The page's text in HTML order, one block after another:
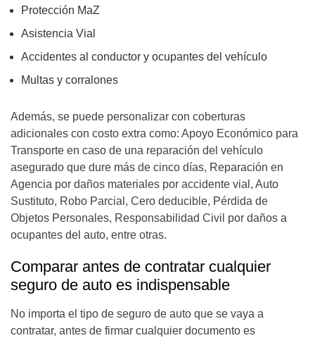
Protección MaZ
Asistencia Vial
Accidentes al conductor y ocupantes del vehículo
Multas y corralones
Además, se puede personalizar con coberturas
adicionales con costo extra como: Apoyo Económico para
Transporte en caso de una reparación del vehículo
asegurado que dure más de cinco días, Reparación en
Agencia por daños materiales por accidente vial, Auto
Sustituto, Robo Parcial, Cero deducible, Pérdida de
Objetos Personales, Responsabilidad Civil por daños a
ocupantes del auto, entre otras.
Comparar antes de contratar cualquier
seguro de auto es indispensable
No importa el tipo de seguro de auto que se vaya a
contratar, antes de firmar cualquier documento es